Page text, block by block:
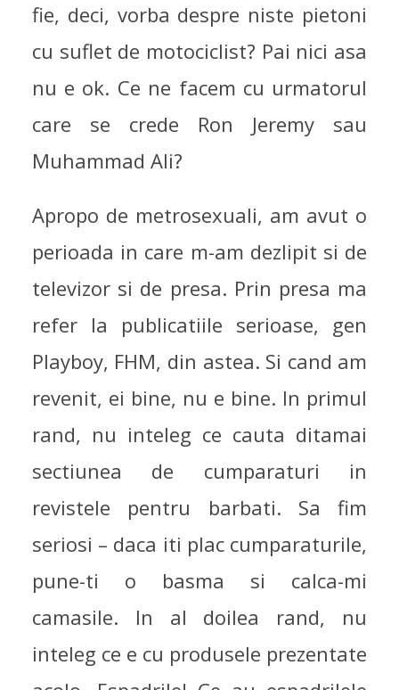
fie, deci, vorba despre niste pietoni
cu suflet de motociclist? Pai nici asa
nu e ok. Ce ne facem cu urmatorul
care se crede Ron Jeremy sau
Muhammad Ali?
Apropo de metrosexuali, am avut o
perioada in care m-am dezlipit si de
televizor si de presa. Prin presa ma
refer la publicatiile serioase, gen
Playboy, FHM, din astea. Si cand am
revenit, ei bine, nu e bine. In primul
rand, nu inteleg ce cauta ditamai
sectiunea de cumparaturi in
revistele pentru barbati. Sa fim
seriosi – daca iti plac cumparaturile,
pune-ti o basma si calca-mi
camasile. In al doilea rand, nu
inteleg ce e cu produsele prezentate